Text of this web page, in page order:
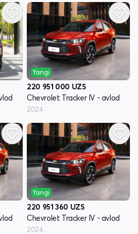
Yangi
220 951 000 UZS
Chevrolet Tracker IV - avlod
2024
Yangi
220 951 360 UZS
Chevrolet Tracker IV - avlod
2024